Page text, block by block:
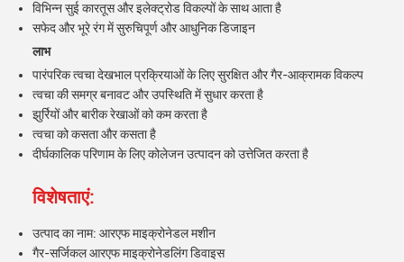
विभिन्न सुई कारतूस और इलेक्ट्रोड विकल्पों के साथ आता है
सफेद और भूरे रंग में सुरुचिपूर्ण और आधुनिक डिजाइन
लाभ
पारंपरिक त्वचा देखभाल प्रक्रियाओं के लिए सुरक्षित और गैर-आक्रामक विकल्प
त्वचा की समग्र बनावट और उपस्थिति में सुधार करता है
झुर्रियों और बारीक रेखाओं को कम करता है
त्वचा को कसता और कसता है
दीर्घकालिक परिणाम के लिए कोलेजन उत्पादन को उत्तेजित करता है
विशेषताएं:
उत्पाद का नाम: आरएफ माइक्रोनेडल मशीन
गैर-सर्जिकल आरएफ माइक्रोनेडलिंग डिवाइस